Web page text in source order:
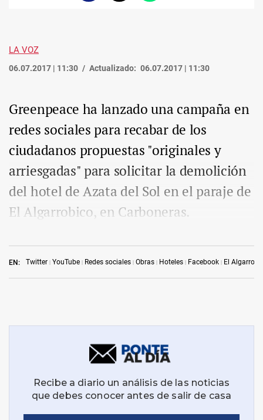
LA VOZ
06.07.2017 | 11:30 Actualizado: 06.07.2017 | 11:30
EN: Twitter YouTube Redes sociales Obras Hoteles Facebook El
Greenpeace ha lanzado una campaña en
redes sociales para recabar de los
ciudadanos propuestas "originales y
arriesgadas" para solicitar la demolición
del hotel de Azata del Sol en el paraje de
El Algarrobico, en Carboneras.